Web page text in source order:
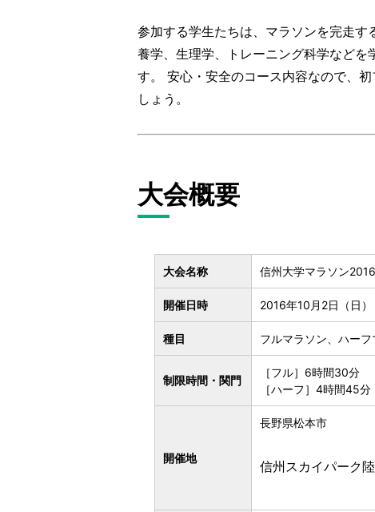
参加する学生たちは、マラソンを完走
養学、生理学、トレーニング科学などを
す。 安心・安全のコース内容なので、
しょう。
大会概要
大会名称 信州大学マラソン2016
開催日時 2016年10月2日（日）
種目 フルマラソン、ハーフ
制限時間・関門
［フル］6時間30分
［ハーフ］4時間45分
開催地
長野県松本市
信州スカイパーク